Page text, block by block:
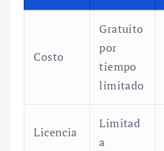
Costo
Gratuito
por
tiempo
limitado
Licencia
Limitad
a